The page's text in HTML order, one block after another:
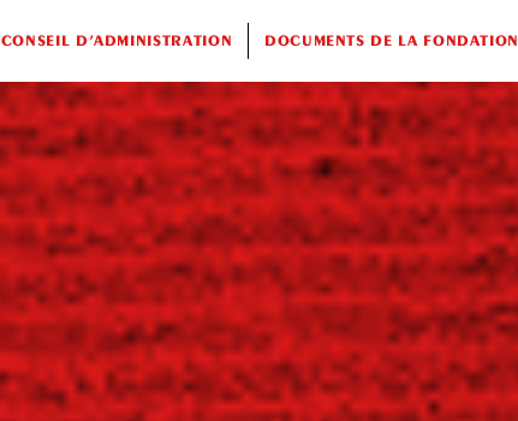
CONSEIL D’ADMINISTRATION DOCUMENTS DE LA FONDATION